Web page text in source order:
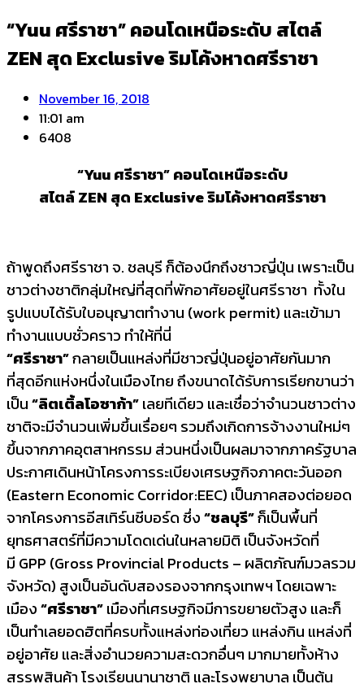
“Yuu ศรีราชา” คอนโดเหนือระดับ สไตล์
ZEN สุด Exclusive ริมโค้งหาดศรีราชา
November 16, 2018
11:01 am
6408
“Yuuศรีราชา” คอนโดเหนือระดับ
สไตล์ZEN สุด Exclusiveริมโค้งหาดศรีราชา
ถ้าพูดถึงศรีราชา จ. ชลบุรี ก็ต้องนึกถึงชาวญี่ปุ่น เพราะเป็น
ชาวต่างชาติกลุ่มใหญ่ที่สุดที่พักอาศัยอยู่ในศรีราชา ทั้งใน
รูปแบบได้รับใบอนุญาตทำงาน (work permit) และเข้ามา
ทำงานแบบชั่วคราว ทำให้ที่นี่
“ศรีราชา”กลายเป็นแหล่งที่มีชาวญี่ปุ่นอยู่อาศัยกันมาก
ที่สุดอีกแห่งหนึ่งในเมืองไทย ถึงขนาดได้รับการเรียกขานว่า
เป็น“ลิตเติ้ลโอซาก้า”เลยทีเดียว และเชื่อว่าจำนวนชาวต่าง
ชาติจะมีจำนวนเพิ่มขึ้นเรื่อยๆ รวมถึงเกิดการจ้างงานใหม่ๆ
ขึ้นจากภาคอุตสาหกรรม ส่วนหนึ่งเป็นผลมาจากภาครัฐบาล
ประกาศเดินหน้าโครงการระเบียงเศรษฐกิจภาคตะวันออก
(Eastern Economic Corridor:EEC) เป็นภาคสองต่อยอด
จากโครงการอีสเทิร์นซีบอร์ด ซึ่ง“ชลบุรี”ก็เป็นพื้นที่
ยุทธศาสตร์ที่มีความโดดเด่นในหลายมิติ เป็นจังหวัดที่
มี GPP (Gross Provincial Products – ผลิตภัณฑ์มวลรวม
จังหวัด) สูงเป็นอันดับสองรองจากกรุงเทพฯ โดยเฉพาะ
เมือง“ศรีราชา”เมืองที่เศรษฐกิจมีการขยายตัวสูง และก็
เป็นทำเลยอดฮิตที่ครบทั้งแหล่งท่องเที่ยว แหล่งกิน แหล่งที่
อยู่อาศัย และสิ่งอำนวยความสะดวกอื่นๆ มากมายทั้งห้าง
สรรพสินค้า โรงเรียนนานาชาติ และโรงพยาบาล เป็นต้น